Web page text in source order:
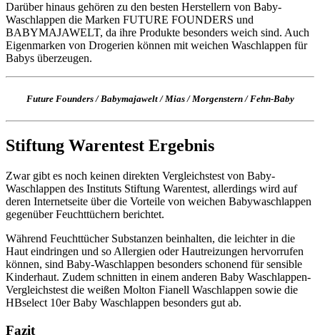
Darüber hinaus gehören zu den besten Herstellern von Baby-
Waschlappen die Marken FUTURE FOUNDERS und
BABYMAJAWELT, da ihre Produkte besonders weich sind. Auch
Eigenmarken von Drogerien können mit weichen Waschlappen für
Babys überzeugen.
Future Founders / Babymajawelt / Mias / Morgenstern / Fehn-Baby
Stiftung Warentest Ergebnis
Zwar gibt es noch keinen direkten Vergleichstest von Baby-
Waschlappen des Instituts Stiftung Warentest, allerdings wird auf
deren Internetseite über die Vorteile von weichen Babywaschlappen
gegenüber Feuchttüchern berichtet.
Während Feuchttücher Substanzen beinhalten, die leichter in die
Haut eindringen und so Allergien oder Hautreizungen hervorrufen
können, sind Baby-Waschlappen besonders schonend für sensible
Kinderhaut. Zudem schnitten in einem anderen Baby Waschlappen-
Vergleichstest die weißen Molton Fianell Waschlappen sowie die
HBselect 10er Baby Waschlappen besonders gut ab.
Fazit